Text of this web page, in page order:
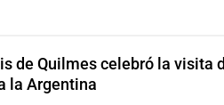
de Quilmes celebró la visita
la Argentina